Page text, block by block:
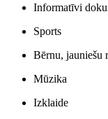
Informatīvi
Sports
Bērnu, jauniešu
Mūzika
Izklaide